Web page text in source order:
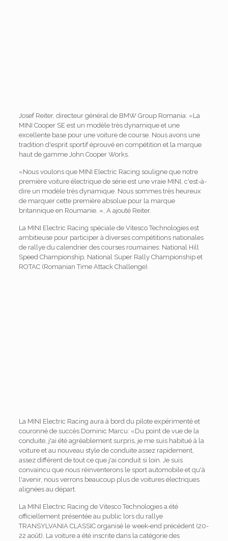
Josef Reiter, directeur général de BMW Group Romania: «La
MINI Cooper SE est un modèle très dynamique et une
excellente base pour une voiture de course. Nous avons une
tradition d'esprit sportif éprouvé en compétition et la marque
haut de gamme John Cooper Works.
«Nous voulons que MINI Electric Racing souligne que notre
première voiture électrique de série est une vraie MINI, c'est-à-
dire un modèle très dynamique. Nous sommes très heureux
de marquer cette première absolue pour la marque
britannique en Roumanie. », A ajouté Reiter.
La MINI Electric Racing spéciale de Vitesco Technologies est
ambitieuse pour participer à diverses compétitions nationales
de rallye du calendrier des courses roumaines: National Hill
Speed ​​Championship, National Super Rally Championship et
ROTAC (Romanian Time Attack Challenge).
La MINI Electric Racing aura à bord du pilote expérimenté et
couronné de succès Dominic Marcu: «Du point de vue de la
conduite, j'ai été agréablement surpris, je me suis habitué à la
voiture et au nouveau style de conduite assez rapidement,
assez différent de tout ce que j'ai conduit si loin. Je suis
convaincu que nous réinventerons le sport automobile et qu'à
l'avenir, nous verrons beaucoup plus de voitures électriques
alignées au départ.
La MINI Electric Racing de Vitesco Technologies a été
officiellement présentée au public lors du rallye
TRANSYLVANIA CLASSIC organisé le week-end précédent (20-
22 août). La voiture a été inscrite dans la catégorie des